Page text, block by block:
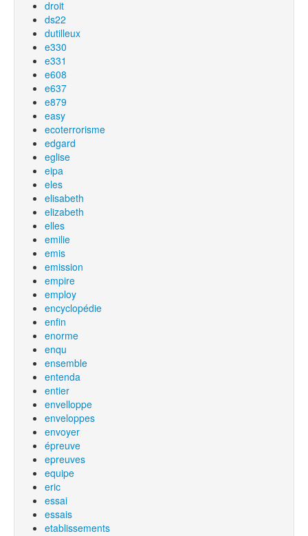
droit
ds22
dutilleux
e330
e331
e608
e637
e879
easy
ecoterrorisme
edgard
eglise
eipa
eles
elisabeth
elizabeth
elles
emilie
emis
emission
empire
employ
encyclopédie
enfin
enorme
enqu
ensemble
entenda
entier
envelloppe
enveloppes
envoyer
épreuve
epreuves
equipe
eric
essai
essais
etablissements